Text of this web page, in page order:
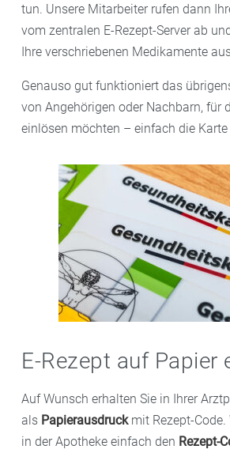
tun. Unsere Mitarbeiter rufen dann
vom zentralen E-Rezept-Server ab
Ihre verschriebenen Medikamente
Genauso gut funktioniert das
von Angehörigen oder Nachbarn, für
einlösen möchten – einfach die
E-Rezept auf Papier
Auf Wunsch erhalten Sie in Ihrer
als Papierausdruckmit Rezept-Code.
in der Apotheke einfach den Rezept-